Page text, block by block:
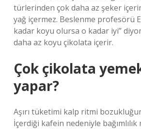
türlerinden çok daha az şeker
yağ içermez. Beslenme profesörü
kadar koyu olursa o kadar iyi”
daha az koyu çikolata içerir.
Çok çikolata
yapar?
Aşırı tüketimi kalp ritmi
İçerdiği kafein nedeniyle